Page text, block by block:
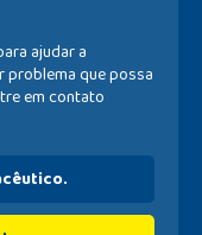
ajudar a
problema que possa
em contato